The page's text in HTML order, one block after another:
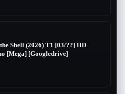
Shell (2026) T1 [03/??] HD
[Mega] [Googledrive]